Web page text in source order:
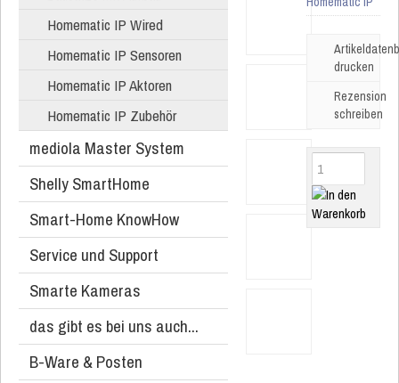
Homematic IP Wired
Homematic IP Sensoren
Homematic IP Aktoren
Homematic IP Zubehör
mediola Master System
Shelly SmartHome
Smart-Home KnowHow
Service und Support
Smarte Kameras
das gibt es bei uns auch...
B-Ware & Posten
drucken
Rezension
schreiben